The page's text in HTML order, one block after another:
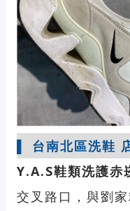
▌ 台南北區洗鞋
Y.A.S鞋類洗護赤
交叉路口，與劉